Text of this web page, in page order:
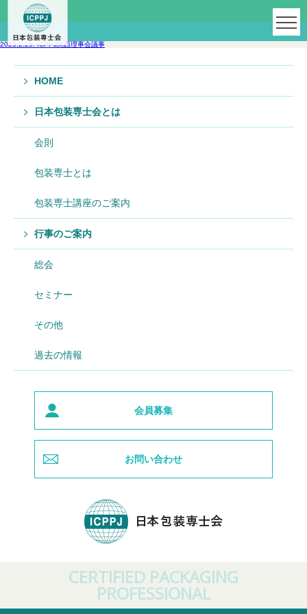
2025.2.25. ICPPJ関西理事会議事
HOME
日本包装専士会とは
会則
包装専士とは
包装専士講座のご案内
行事のご案内
総会
セミナー
その他
過去の情報
会員募集
お問い合わせ
CERTIFIED PACKAGING
PROFESSIONAL